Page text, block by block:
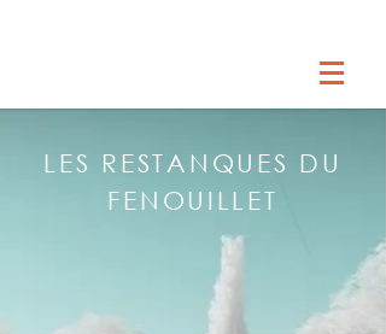
LES RESTANQUES DU
FENOUILLET